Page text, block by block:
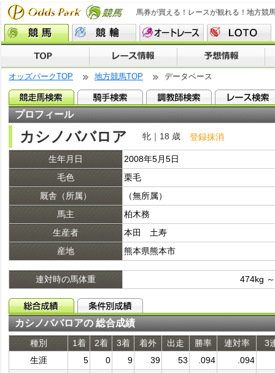
馬券が買える！レースが観れる！地方競
オッズパークTOP 地方競馬TOP データベース
プロフィール
カシノババロア 牝｜18 歳 登録抹消
生年月日
2008年5月5日
毛色
栗毛
厩舎（所属）
（無所属）
馬主
柏木務
生産者
本田 土寿
産地
熊本県熊本市
連対時の馬体重 474kg
カシノババロアの 総合成績
種別 1着 2着 3着 着外 出走 勝率 連対率
3
生涯
5 0 9 39 53 .094
.094